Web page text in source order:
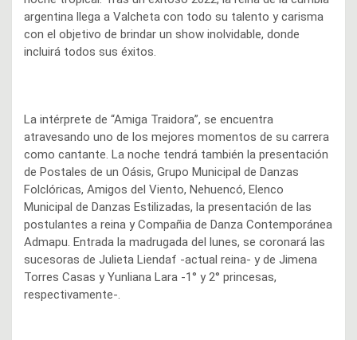
argentina llega a Valcheta con todo su talento y carisma
con el objetivo de brindar un show inolvidable, donde
incluirá todos sus éxitos.
La intérprete de “Amiga Traidora”, se encuentra
atravesando uno de los mejores momentos de su carrera
como cantante. La noche tendrá también la presentación
de Postales de un Oásis, Grupo Municipal de Danzas
Folclóricas, Amigos del Viento, Nehuencó, Elenco
Municipal de Danzas Estilizadas, la presentación de las
postulantes a reina y Compañia de Danza Contemporánea
Admapu. Entrada la madrugada del lunes, se coronará las
sucesoras de Julieta Liendaf -actual reina- y de Jimena
Torres Casas y Yunliana Lara -1° y 2° princesas,
respectivamente-.